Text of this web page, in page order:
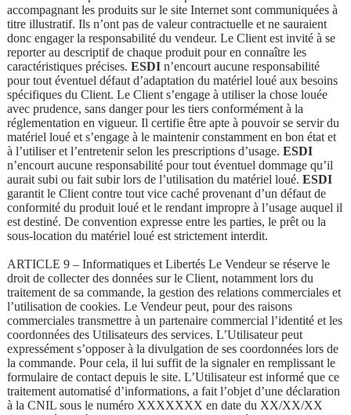
accompagnant les produits sur le site Internet sont communiquées à
titre illustratif. Ils n’ont pas de valeur contractuelle et ne sauraient
donc engager la responsabilité du vendeur. Le Client est invité à se
reporter au descriptif de chaque produit pour en connaître les
caractéristiques précises. ESDIn’encourt aucune responsabilité
pour tout éventuel défaut d’adaptation du matériel loué aux besoins
spécifiques du Client. Le Client s’engage à utiliser la chose louée
avec prudence, sans danger pour les tiers conformément à la
réglementation en vigueur. Il certifie être apte à pouvoir se servir du
matériel loué et s’engage à le maintenir constamment en bon état et
à l’utiliser et l’entretenir selon les prescriptions d’usage. ESDI
n’encourt aucune responsabilité pour tout éventuel dommage qu’il
aurait subi ou fait subir lors de l’utilisation du matériel loué. ESDI
garantit le Client contre tout vice caché provenant d’un défaut de
conformité du produit loué et le rendant impropre à l’usage auquel il
est destiné. De convention expresse entre les parties, le prêt ou la
sous-location du matériel loué est strictement interdit.
ARTICLE 9 – Informatiques et Libertés Le Vendeur se réserve le
droit de collecter des données sur le Client, notamment lors du
traitement de sa commande, la gestion des relations commerciales et
l’utilisation de cookies. Le Vendeur peut, pour des raisons
commerciales transmettre à un partenaire commercial l’identité et les
coordonnées des Utilisateurs des services. L’Utilisateur peut
expressément s’opposer à la divulgation de ses coordonnées lors de
la commande. Pour cela, il lui suffit de la signaler en remplissant le
formulaire de contact depuis le site. L’Utilisateur est informé que ce
traitement automatisé d’informations, a fait l’objet d’une déclaration
à la CNIL sous le numéro XXXXXXX en date du XX/XX/XX